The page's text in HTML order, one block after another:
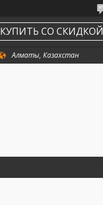
КУПИТЬ СО СКИДКОЙ
Алматы, Казахстан